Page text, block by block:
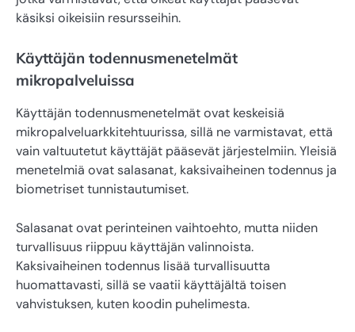
käsiksi oikeisiin resursseihin.
Käyttäjän todennusmenetelmät
mikropalveluissa
Käyttäjän todennusmenetelmät ovat keskeisiä
mikropalveluarkkitehtuurissa, sillä ne varmistavat, että
vain valtuutetut käyttäjät pääsevät järjestelmiin. Yleisiä
menetelmiä ovat salasanat, kaksivaiheinen todennus ja
biometriset tunnistautumiset.
Salasanat ovat perinteinen vaihtoehto, mutta niiden
turvallisuus riippuu käyttäjän valinnoista.
Kaksivaiheinen todennus lisää turvallisuutta
huomattavasti, sillä se vaatii käyttäjältä toisen
vahvistuksen, kuten koodin puhelimesta.